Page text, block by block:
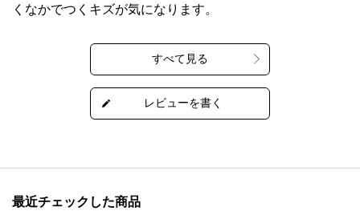
くなかでつくキズが気になります。
最近チェックした商品